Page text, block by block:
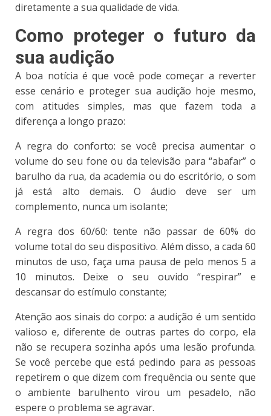
diretamente a sua qualidade de vida.
Como proteger o futuro da
sua audição
A boa notícia é que você pode começar a reverter
esse cenário e proteger sua audição hoje mesmo,
com atitudes simples, mas que fazem toda a
diferença a longo prazo:
A regra do conforto: se você precisa aumentar o
volume do seu fone ou da televisão para “abafar” o
barulho da rua, da academia ou do escritório, o som
já está alto demais. O áudio deve ser um
complemento, nunca um isolante;
A regra dos 60/60: tente não passar de 60% do
volume total do seu dispositivo. Além disso, a cada 60
minutos de uso, faça uma pausa de pelo menos 5 a
10 minutos. Deixe o seu ouvido “respirar” e
descansar do estímulo constante;
Atenção aos sinais do corpo: a audição é um sentido
valioso e, diferente de outras partes do corpo, ela
não se recupera sozinha após uma lesão profunda.
Se você percebe que está pedindo para as pessoas
repetirem o que dizem com frequência ou sente que
o ambiente barulhento virou um pesadelo, não
espere o problema se agravar.